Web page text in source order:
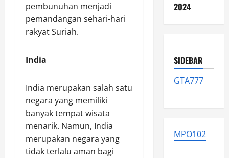
pembunuhan menjadi
pemandangan sehari-hari
rakyat Suriah.
India
India merupakan salah satu
negara yang memiliki
banyak tempat wisata
menarik. Namun, India
merupakan negara yang
tidak terlalu aman bagi
2024
SIDEBAR
GTA777
MPO102